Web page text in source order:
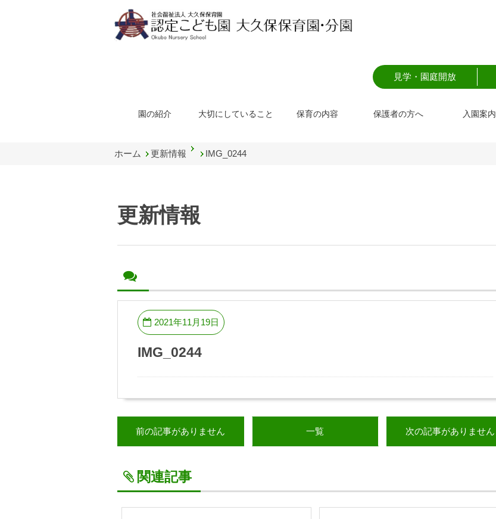
見学・園庭開放
園の紹介 大切にしていること 保育の内容 保護者の方へ 入園案内
ホーム 更新情報 IMG_0244
更新情報
2021年11月19日
IMG_0244
前の記事がありません 一覧 次の記事がありません
関連記事